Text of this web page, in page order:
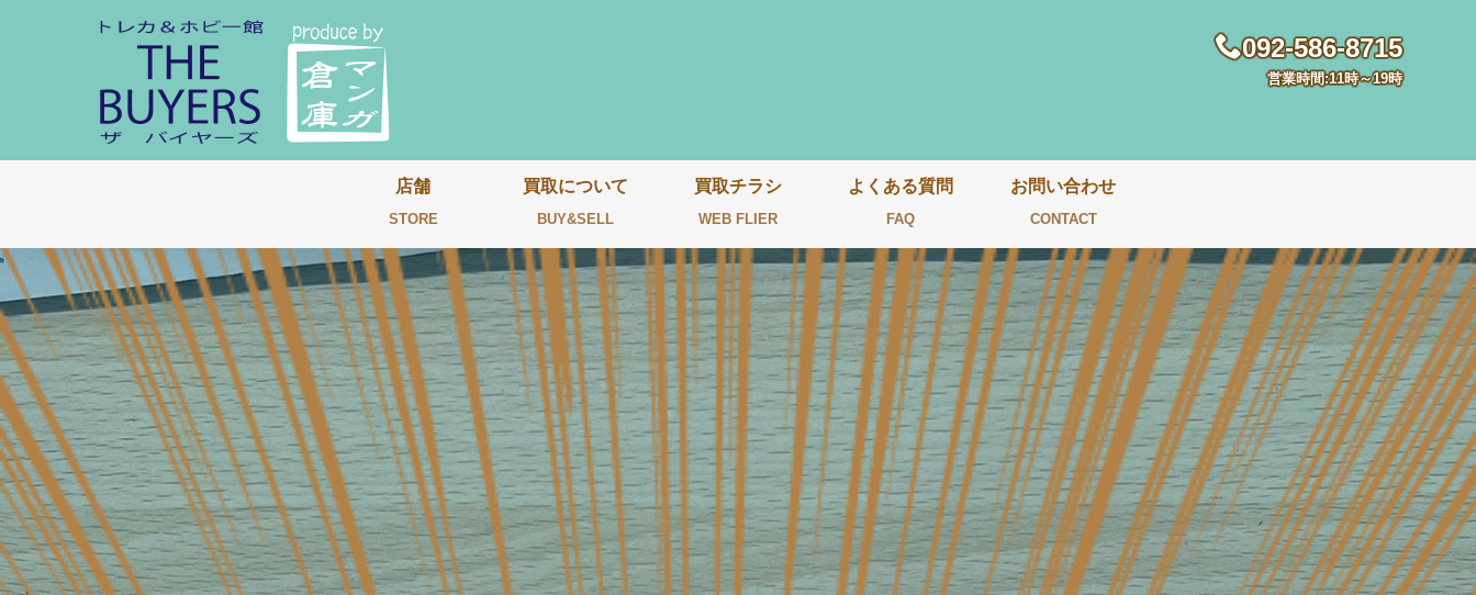
092-586-8715
営業時間:11時～19時
店舗
STORE
買取について
BUY&SELL
買取チラシ
WEB FLIER
よくある質問
FAQ
お問い合わせ
CONTACT